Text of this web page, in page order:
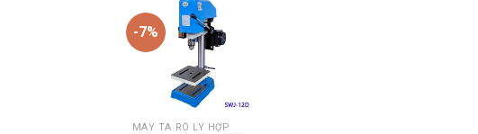
-7%
MÁY TA RÔ LY HỢP